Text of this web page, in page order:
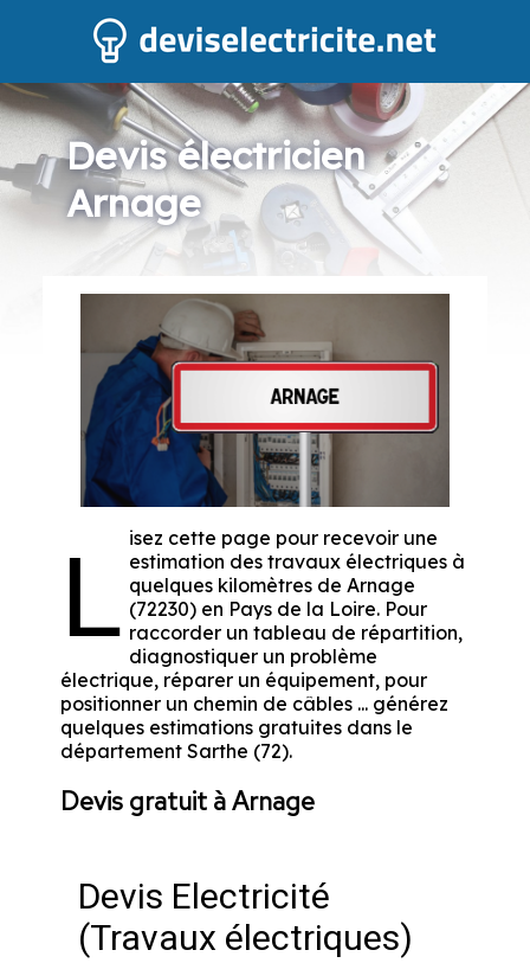
Devis électricien
Arnage
L isez cette page pour recevoir une
estimation des travaux électriques à
quelques kilomètres de Arnage
(72230) en Pays de la Loire. Pour
raccorder un tableau de répartition,
diagnostiquer un problème
électrique, réparer un équipement, pour
positionner un chemin de câbles ... générez
quelques estimations gratuites dans le
département Sarthe (72).
Devis gratuit à Arnage
Devis Electricité
(Travaux électriques)